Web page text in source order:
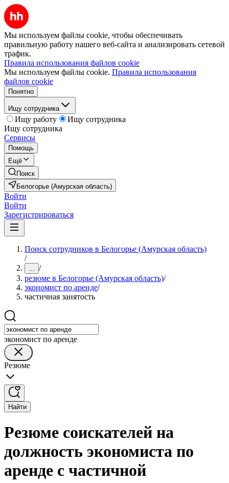
Мы используем файлы cookie, чтобы обеспечивать
правильную работу нашего веб-сайта и анализировать сетевой
трафик.
Правила использования файлов cookie
Мы используем файлы cookie. Правила использования
файлов cookie
Понятно
Ищу сотрудника
Ищу работу
Ищу сотрудника
Ищу сотрудника
Сервисы
Помощь
Ещё
Поиск
Белогорье (Амурская область)
Войти
Войти
Зарегистрироваться
Поиск сотрудников в Белогорье (Амурская область)
/
... /
резюме в Белогорье (Амурская область)/
экономист по аренде/
частичная занятость
экономист по аренде
Резюме
Найти
Резюме соискателей на
должность экономиста по
аренде с частичной